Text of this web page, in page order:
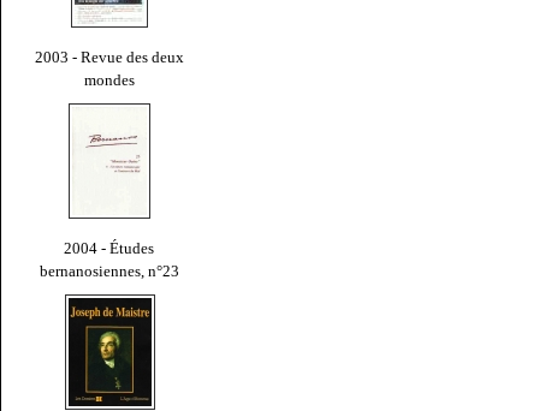
2003 - Revue des deux
mondes
2004 - Études
bernanosiennes, n°23